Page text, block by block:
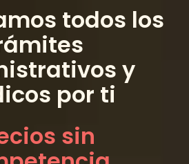
todos los
y
por ti
sin